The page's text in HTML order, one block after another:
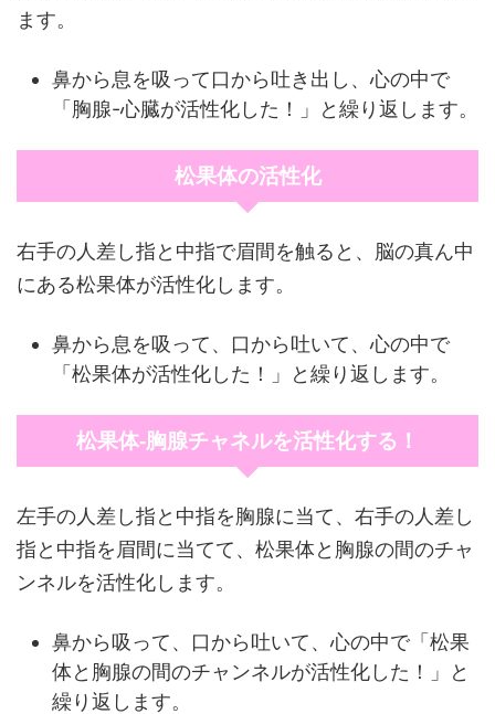
ます。
鼻から息を吸って口から吐き出し、心の中で
「胸腺-心臓が活性化した！」と繰り返します。
松果体の活性化
右手の人差し指と中指で眉間を触ると、脳の真ん中
にある松果体が活性化します。
鼻から息を吸って、口から吐いて、心の中で
「松果体が活性化した！」と繰り返します。
松果体-胸腺チャネルを活性化する！
左手の人差し指と中指を胸腺に当て、右手の人差し
指と中指を眉間に当てて、松果体と胸腺の間のチャ
ンネルを活性化します。
鼻から吸って、口から吐いて、心の中で「松果
体と胸腺の間のチャンネルが活性化した！」と
繰り返します。